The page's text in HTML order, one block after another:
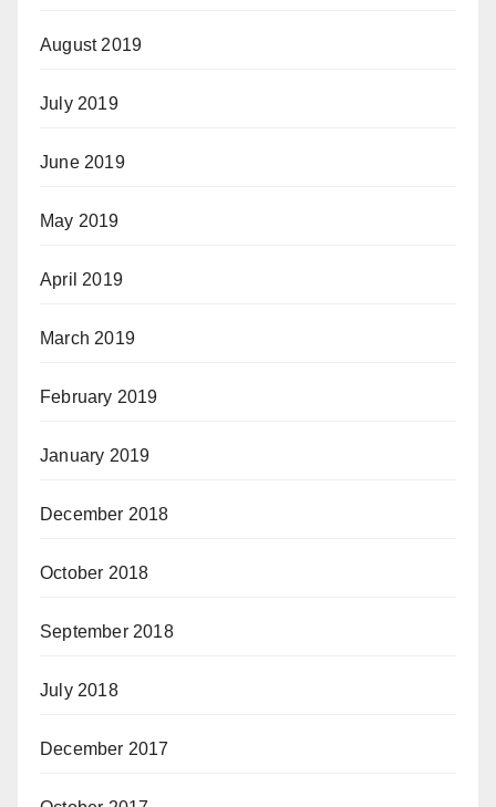
August 2019
July 2019
June 2019
May 2019
April 2019
March 2019
February 2019
January 2019
December 2018
October 2018
September 2018
July 2018
December 2017